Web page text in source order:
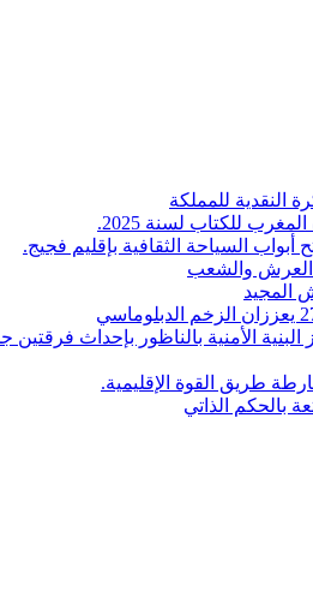
النقدية للمملكة
للكتاب لسنة 2025.
السياحة الثقافية بإقليم فجيج.
العرش والشعب
المجيد
الأمنية بالناظور بإحداث فرقتين
طريق القوة الإقليمية.
بالحكم الذاتي